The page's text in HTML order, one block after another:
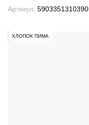
Артикул: 5903351310390
ХЛОПОК ПИМА